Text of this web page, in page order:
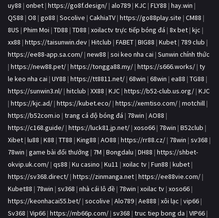
uy88 | onbet | https://go8f.design/ | alo789 | KJC | FLY88 | hay.win |
QS88 | O8 | go88 | Socolive | CakhiaTV | https://go88play.site | CM88 |
8US | Phim Moi | TD88 | TD88 | xoilactv trực tiếp bóng đá | 8x bet | kjc |
xx88 | https://taisunwin.dev | Hitclub | FABET | BIG88 | Kubet | 789 club |
https://ee88-app.sa.com/ | new88 | soi keo nha cai | Sunwin chính thức
| https://new88.pet/ | https://tongga88.my/ | https://s666.works/ | ty
le keo nha cai | UY88 | https://tt8811.net/ | 68win | 68win | ea88 | TG88 |
https://sunwin3.nl/ | hitclub | XX88 | KJC | https://b52-club.us.org/ | KJC
| https://kjc.ad/ | https://kubet.eco/ | https://xemtiso.com/ | motchill |
https://b52com.io | trang cá độ bóng đá | 78win | AO88 |
https://c168.guide/ | https://luck81.jp.net/ | xoso66 | 78win | B52club |
Xibet | lu88 | K88 | TT88 | King88 | AO88 | https://rr88.cz/ | 78win | sv368 |
78win | game bài đổi thưởng | 7M | Bongdalu | DH88 | https://shbet-
okvip.uk.com/ | qs88 | Ku casino | Ku11 | xoilac tv | Fun88 | kubet |
https://sv368.direct/ | https://zinmanga.net | https://ee88vie.com/ |
Kubet88 | 78win | sv368 | nhà cái lô đề | 78win | xoilac tv | xoso66 |
https://keonhacai55.bet/ | socolive | Alo789 | Ae888 | xôi lạc | vip66 |
Sv368 | Vip66 | https://mb66p.com/ | sv368 | truc tiep bong da | VIP66 |